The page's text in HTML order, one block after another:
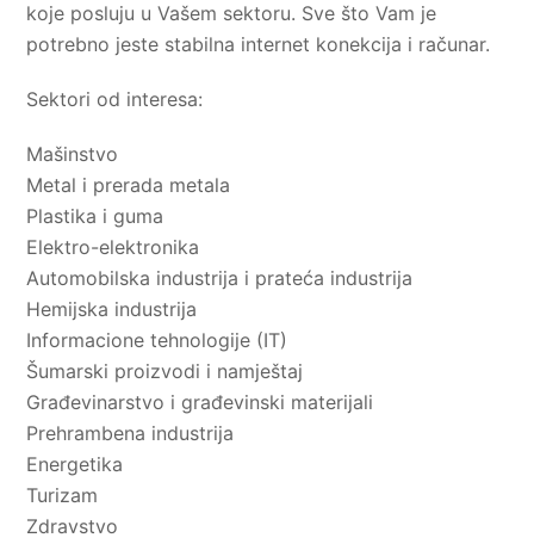
koje posluju u Vašem sektoru. Sve što Vam je
potrebno jeste stabilna internet konekcija i računar.
Sektori od interesa:
Mašinstvo
Metal i prerada metala
Plastika i guma
Elektro-elektronika
Automobilska industrija i prateća industrija
Hemijska industrija
Informacione tehnologije (IT)
Šumarski proizvodi i namještaj
Građevinarstvo i građevinski materijali
Prehrambena industrija
Energetika
Turizam
Zdravstvo